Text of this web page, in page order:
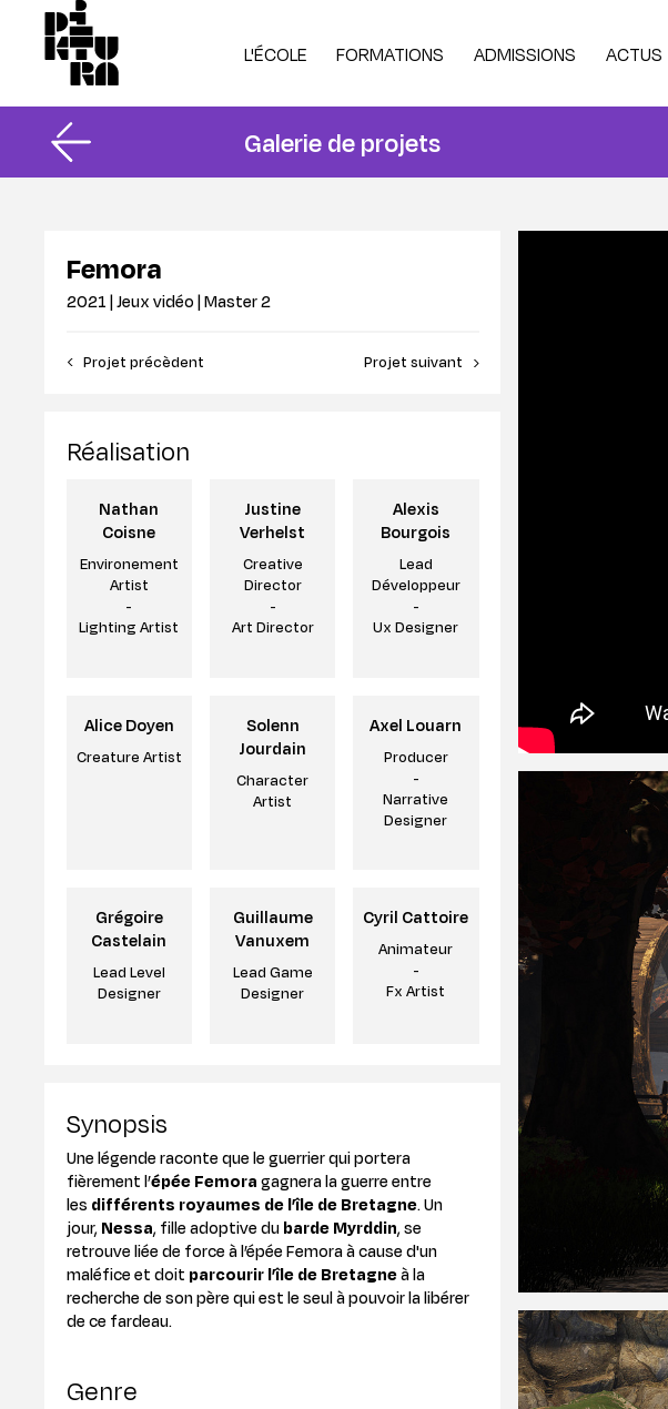
L'ÉCOLE
Projets des étudiants
Vie étudiante
FORMATIONS
Année tremplin
Illustration
Diplômes & formations
Les métiers & débouchés
ADMISSIONS
Intégrer en Licence 2
Financer sa scolarité
ACTUS
Galerie de projets
Femora
2021 | Jeux vidéo | Master 2
‹ Projet précèdent Projet suivant ›
Réalisation
Nathan
Coisne
Environement
Artist
-
Lighting Artist
Justine
Verhelst
Creative
Director
-
Art Director
Alexis
Bourgois
Lead
Développeur
-
Ux Designer
Alice Doyen
Creature Artist
Solenn
Jourdain
Character
Artist
Axel Louarn
Producer
-
Narrative
Designer
Grégoire
Castelain
Lead Level
Designer
Guillaume
Vanuxem
Lead Game
Designer
Cyril Cattoire
Animateur
-
Fx Artist
Synopsis
Une légende raconte que le guerrier qui portera
fièrement l’épée Femoragagnera la guerre entre
les différents royaumes de l’île de Bretagne. Un
jour,Nessa, fille adoptive dubarde Myrddin, se
retrouve liée de force à l’épée Femora à cause d'un
maléfice et doit parcourir l’île de Bretagneà la
recherche de son père qui est le seul à pouvoir la libérer
de ce fardeau.
Genre